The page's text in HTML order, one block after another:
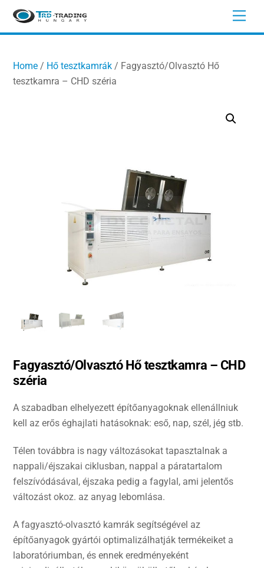
Skip
content
Home / Hő tesztkamrák / Fagyasztó/Olvasztó Hő
tesztkamra – CHD széria
Fagyasztó/Olvasztó Hő tesztkamra – CHD
széria
A szabadban elhelyezett építőanyagoknak ellenállniuk
kell az erős éghajlati hatásoknak: eső, nap, szél, jég stb.
Télen továbbra is nagy változásokat tapasztalnak a
nappali/éjszakai ciklusban, nappal a páratartalom
felszívódásával, éjszaka pedig a fagylal, ami jelentős
változást okoz. az anyag lebomlása.
A fagyasztó-olvasztó kamrák segítségével az
építőanyagok gyártói optimalizálhatják termékeiket a
laboratóriumban, és ennek eredményeként